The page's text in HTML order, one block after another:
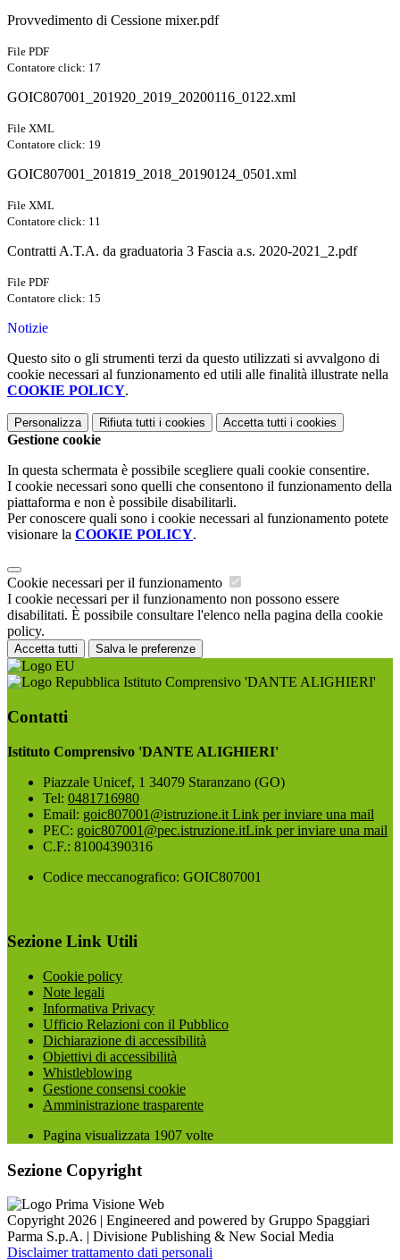
Provvedimento di Cessione mixer.pdf
File PDF
Contatore click: 17
GOIC807001_201920_2019_20200116_0122.xml
File XML
Contatore click: 19
GOIC807001_201819_2018_20190124_0501.xml
File XML
Contatore click: 11
Contratti A.T.A. da graduatoria 3 Fascia a.s. 2020-2021_2.pdf
File PDF
Contatore click: 15
Notizie
Questo sito o gli strumenti terzi da questo utilizzati si avvalgono di
cookie necessari al funzionamento ed utili alle finalità illustrate nella
COOKIE POLICY.
Personalizza Rifiuta tutti i cookies Accetta tutti i cookies
Gestione cookie
In questa schermata è possibile scegliere quali cookie consentire.
I cookie necessari sono quelli che consentono il funzionamento della
piattaforma e non è possibile disabilitarli.
Per conoscere quali sono i cookie necessari al funzionamento potete
visionare la COOKIE POLICY.
Cookie necessari per il funzionamento
I cookie necessari per il funzionamento non possono essere
disabilitati. È possibile consultare l'elenco nella pagina della cookie
policy.
Accetta tutti Salva le preferenze
Istituto Comprensivo 'DANTE ALIGHIERI'
Contatti
Istituto Comprensivo 'DANTE ALIGHIERI'
Piazzale Unicef, 1 34079 Staranzano (GO)
Tel: 0481716980
Email: goic807001@istruzione.it Link per inviare una mail
PEC: goic807001@pec.istruzione.itLink per inviare una mail
C.F.: 81004390316
Codice meccanografico: GOIC807001
Sezione Link Utili
Cookie policy
Note legali
Informativa Privacy
Ufficio Relazioni con il Pubblico
Dichiarazione di accessibilità
Obiettivi di accessibilità
Whistleblowing
Gestione consensi cookie
Amministrazione trasparente
Pagina visualizzata 1907 volte
Sezione Copyright
Copyright 2026 | Engineered and powered by Gruppo Spaggiari
Parma S.p.A. | Divisione Publishing & New Social Media
Disclaimer trattamento dati personali